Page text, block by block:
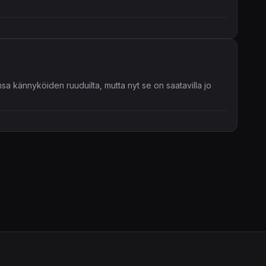
kännyköiden ruuduilta, mutta nyt se on saatavilla jo
lintujen munat. Ritsan ammuksina toimivat linnut
lintu jakautuu lintuparveksi.